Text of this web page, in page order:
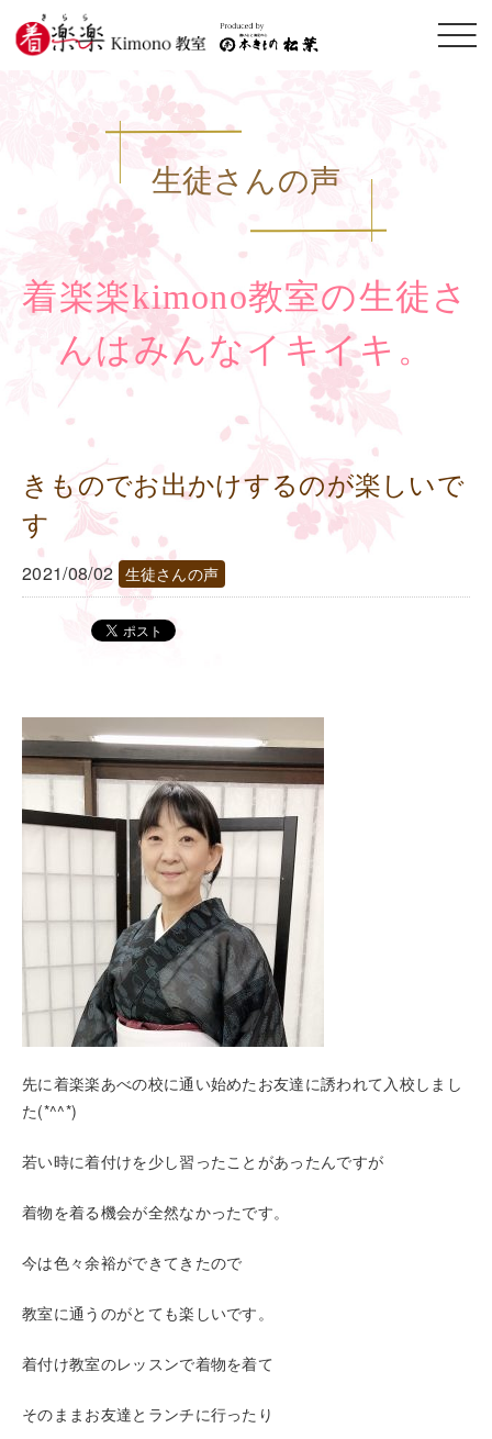
メニ
生徒さんの声
着楽楽kimono教室の生徒さ
んはみんなイキイキ。
きものでお出かけするのが楽しいで
す
2021/08/02 生徒さんの声
先に着楽楽あべの校に通い始めたお友達に誘われて入校しまし
た(*^^*)
若い時に着付けを少し習ったことがあったんですが
着物を着る機会が全然なかったです。
今は色々余裕ができてきたので
教室に通うのがとても楽しいです。
着付け教室のレッスンで着物を着て
そのままお友達とランチに行ったり